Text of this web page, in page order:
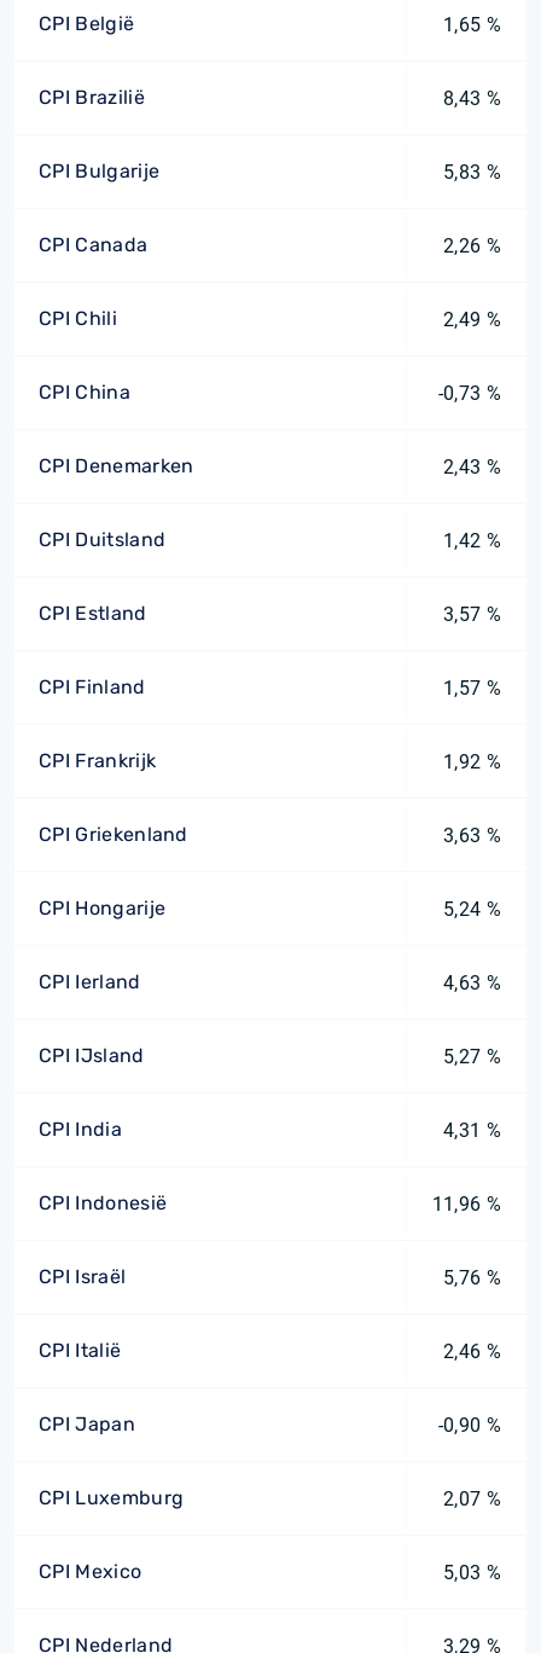
CPI België 1,65 %
CPI Brazilië 8,43 %
CPI Bulgarije 5,83 %
CPI Canada 2,26 %
CPI Chili 2,49 %
CPI China -0,73 %
CPI Denemarken 2,43 %
CPI Duitsland 1,42 %
CPI Estland 3,57 %
CPI Finland 1,57 %
CPI Frankrijk 1,92 %
CPI Griekenland 3,63 %
CPI Hongarije 5,24 %
CPI Ierland 4,63 %
CPI IJsland 5,27 %
CPI India 4,31 %
CPI Indonesië 11,96 %
CPI Israël 5,76 %
CPI Italië 2,46 %
CPI Japan -0,90 %
CPI Luxemburg 2,07 %
CPI Mexico 5,03 %
CPI Nederland 3,29 %